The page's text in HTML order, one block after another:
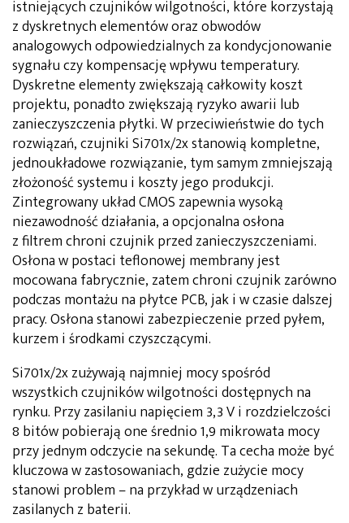
istniejących czujników wilgotności, które korzystają
z dyskretnych elementów oraz obwodów
analogowych odpowiedzialnych za kondycjonowanie
sygnału czy kompensację wpływu temperatury.
Dyskretne elementy zwiększają całkowity koszt
projektu, ponadto zwiększają ryzyko awarii lub
zanieczyszczenia płytki. W przeciwieństwie do tych
rozwiązań, czujniki Si701x/2x stanowią kompletne,
jednoukładowe rozwiązanie, tym samym zmniejszają
złożoność systemu i koszty jego produkcji.
Zintegrowany układ CMOS zapewnia wysoką
niezawodność działania, a opcjonalna osłona
z filtrem chroni czujnik przed zanieczyszczeniami.
Osłona w postaci teflonowej membrany jest
mocowana fabrycznie, zatem chroni czujnik zarówno
podczas montażu na płytce PCB, jak i w czasie dalszej
pracy. Osłona stanowi zabezpieczenie przed pyłem,
kurzem i środkami czyszczącymi.
Si701x/2x zużywają najmniej mocy spośród
wszystkich czujników wilgotności dostępnych na
rynku. Przy zasilaniu napięciem 3,3 V i rozdzielczości
8 bitów pobierają one średnio 1,9 mikrowata mocy
przy jednym odczycie na sekundę. Ta cecha może być
kluczowa w zastosowaniach, gdzie zużycie mocy
stanowi problem – na przykład w urządzeniach
zasilanych z baterii.